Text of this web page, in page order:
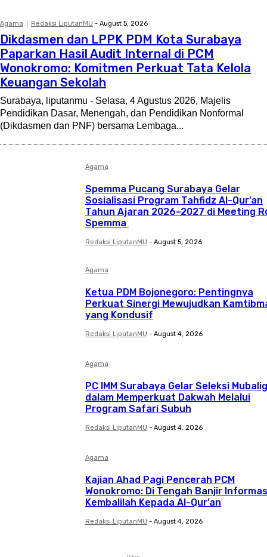
Agama Redaksi LiputanMU - August 5, 2026
Dikdasmen dan LPPK PDM Kota Surabaya
Paparkan Hasil Audit Internal di PCM
Wonokromo: Komitmen Perkuat Tata Kelola
Keuangan Sekolah
Surabaya, liputanmu - Selasa, 4 Agustus 2026, Majelis
Pendidikan Dasar, Menengah, dan Pendidikan Nonformal
(Dikdasmen dan PNF) bersama Lembaga...
Agama
Spemma Pucang Surabaya Gelar
Sosialisasi Program Tahfidz Al-Qur’an
Tahun Ajaran 2026–2027 di Meeting
Spemma
Redaksi LiputanMU - August 5, 2026
Agama
Ketua PDM Bojonegoro: Pentingnya
Perkuat Sinergi Mewujudkan
yang Kondusif
Redaksi LiputanMU - August 4, 2026
Agama
PC IMM Surabaya Gelar Seleksi
dalam Memperkuat Dakwah Melalui
Program Safari Subuh
Redaksi LiputanMU - August 4, 2026
Agama
Kajian Ahad Pagi Pencerah PCM
Wonokromo: Di Tengah Banjir
Kembalilah Kepada Al-Qur’an
Redaksi LiputanMU - August 4, 2026